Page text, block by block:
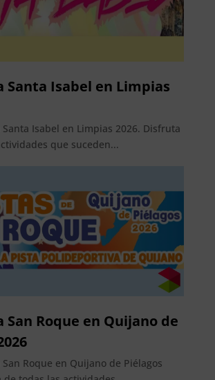
Santa Isabel en Limpias
Isabel en Limpias 2026. Disfruta
que suceden...
San Roque en Quijano de
Roque en Quijano de Piélagos